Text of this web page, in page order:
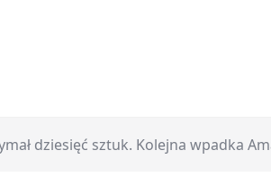
dziesięć sztuk. Kolejna wpadka